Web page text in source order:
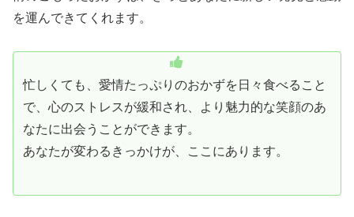
を運んできてくれます。
忙しくても、愛情たっぷりのおかずを日々食べること
で、心のストレスが緩和され、より魅力的な笑顔のあ
なたに出会うことができます。
あなたが変わるきっかけが、ここにあります。